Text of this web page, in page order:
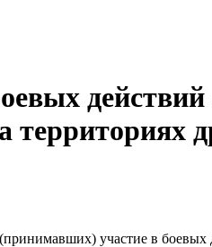
действий
участие в боевых